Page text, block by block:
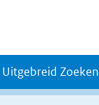
Uitgebreid Zoeken